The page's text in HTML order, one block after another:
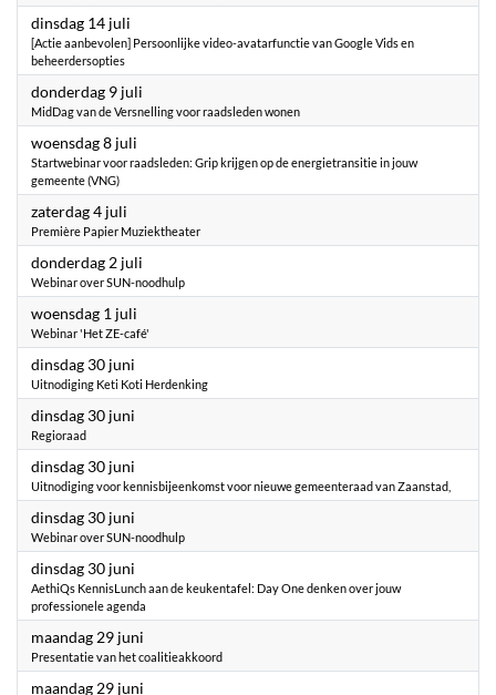
dinsdag 14 juli
[Actie aanbevolen] Persoonlijke video-avatarfunctie van Google Vids en
beheerdersopties
donderdag 9 juli
MidDag van de Versnelling voor raadsleden wonen
woensdag 8 juli
Startwebinar voor raadsleden: Grip krijgen op de energietransitie in jouw
gemeente (VNG)
zaterdag 4 juli
Première Papier Muziektheater
donderdag 2 juli
Webinar over SUN-noodhulp
woensdag 1 juli
Webinar 'Het ZE-café'
dinsdag 30 juni
Uitnodiging Keti Koti Herdenking
dinsdag 30 juni
Regioraad
dinsdag 30 juni
Uitnodiging voor kennisbijeenkomst voor nieuwe gemeenteraad van Zaanstad,
dinsdag 30 juni
Webinar over SUN-noodhulp
dinsdag 30 juni
AethiQs KennisLunch aan de keukentafel: Day One denken over jouw
professionele agenda
maandag 29 juni
Presentatie van het coalitieakkoord
maandag 29 juni